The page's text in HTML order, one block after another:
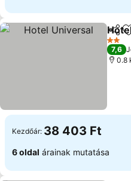
2
7,6
0.8
Kezdőár: 38 403 Ft
6 oldal árainak mutatása